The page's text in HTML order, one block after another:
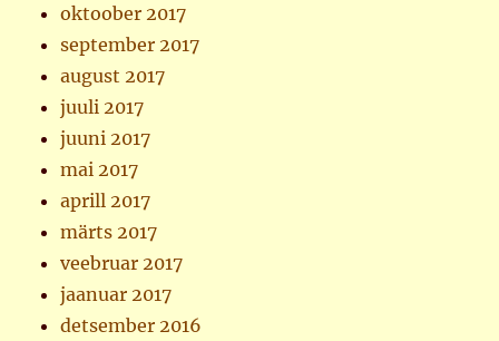
oktoober 2017
september 2017
august 2017
juuli 2017
juuni 2017
mai 2017
aprill 2017
märts 2017
veebruar 2017
jaanuar 2017
detsember 2016